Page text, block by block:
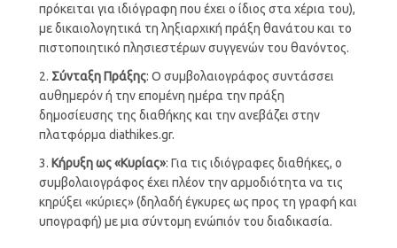
πρόκειται για ιδιόγραφη που έχει ο ίδιος στα χέρια του),
με δικαιολογητικά τη ληξιαρχική πράξη θανάτου και το
πιστοποιητικό πλησιεστέρων συγγενών του θανόντος.
Σύνταξη Πράξης: Ο συμβολαιογράφος συντάσσει
αυθημερόν ή την επομένη ημέρα την πράξη
δημοσίευσης της διαθήκης και την ανεβάζει στην
πλατφόρμα diathikes.gr.
Κήρυξη ως «Κυρίας»: Για τις ιδιόγραφες διαθήκες, ο
συμβολαιογράφος έχει πλέον την αρμοδιότητα να τις
κηρύξει «κύριες» (δηλαδή έγκυρες ως προς τη γραφή και
υπογραφή) με μια σύντομη ενώπιόν του διαδικασία.